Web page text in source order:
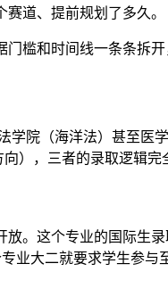
道、提前规划了多久。
槛和时间线一条条拆
学院（海洋法）甚至
），三者的录取逻辑完
。这个专业的国际生
专业大二就要求学生